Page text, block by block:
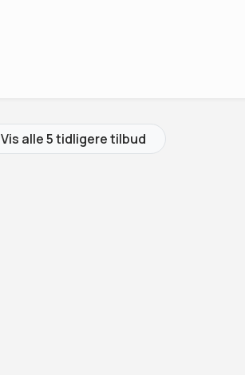
Vis alle 5 tidligere tilbud